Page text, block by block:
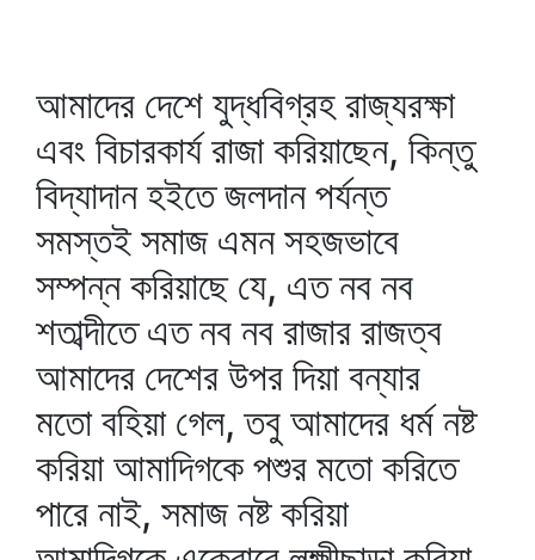
আমাদের দেশে যুদ্ধবিগ্রহ রাজ্যরক্ষা
এবং বিচারকার্য রাজা করিয়াছেন, কিন্তু
বিদ্যাদান হইতে জলদান পর্যন্ত
সমস্তই সমাজ এমন সহজভাবে
সম্পন্ন করিয়াছে যে, এত নব নব
শতাব্দীতে এত নব নব রাজার রাজত্ব
আমাদের দেশের উপর দিয়া বন্যার
মতো বহিয়া গেল, তবু আমাদের ধর্ম নষ্ট
করিয়া আমাদিগকে পশুর মতো করিতে
পারে নাই, সমাজ নষ্ট করিয়া